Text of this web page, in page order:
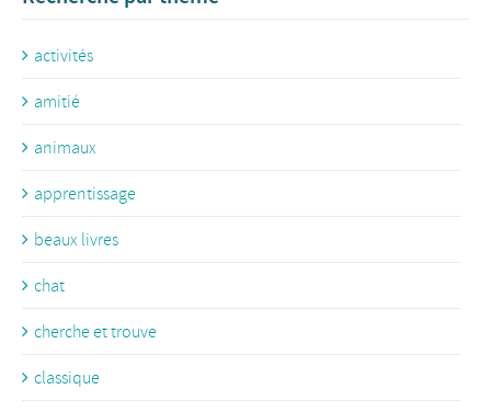
activités
amitié
animaux
apprentissage
beaux livres
chat
cherche et trouve
classique